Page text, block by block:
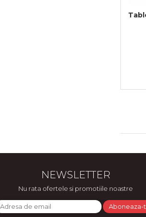
NEWSLETTER
Nu rata ofertele si promotiile noastre